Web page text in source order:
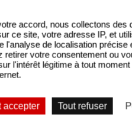
accord, nous collectons des
ce site, votre adresse IP, et
l'analyse de localisation précise
retirer votre consentement ou
l'intérêt légitime à tout
accepter Tout refuser